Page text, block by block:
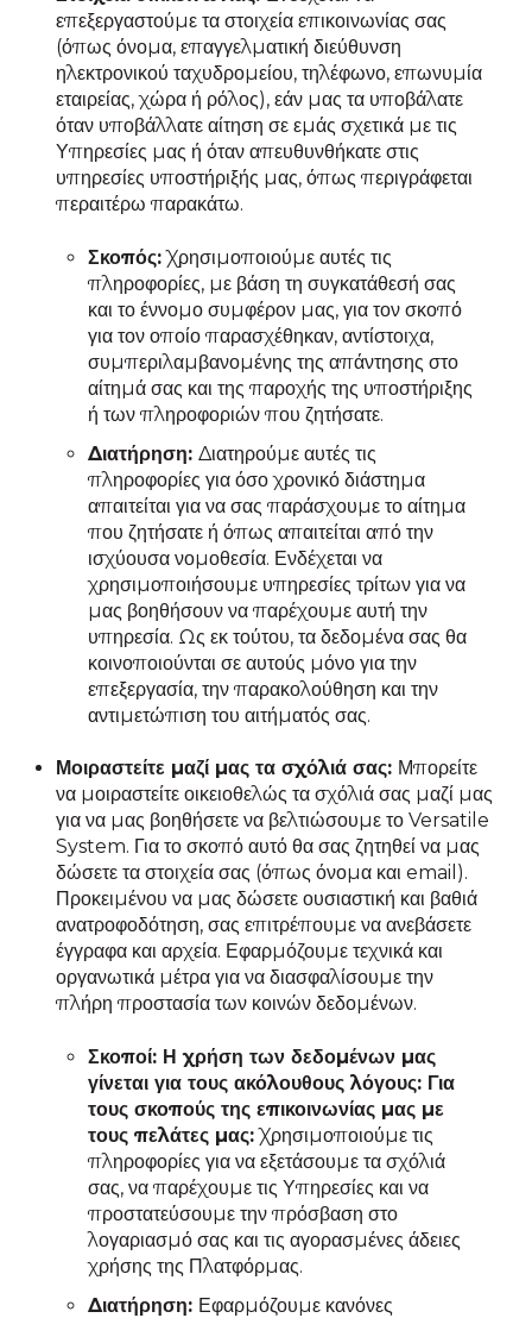
επεξεργαστούμε τα στοιχεία επικοινωνίας σας
(όπως όνομα, επαγγελματική διεύθυνση
ηλεκτρονικού ταχυδρομείου, τηλέφωνο, επωνυμία
εταιρείας, χώρα ή ρόλος), εάν μας τα υποβάλατε
όταν υποβάλλατε αίτηση σε εμάς σχετικά με τις
Υπηρεσίες μας ή όταν απευθυνθήκατε στις
υπηρεσίες υποστήριξής μας, όπως περιγράφεται
περαιτέρω παρακάτω.
Σκοπός:Χρησιμοποιούμε αυτές τις
πληροφορίες, με βάση τη συγκατάθεσή σας
και το έννομο συμφέρον μας, για τον σκοπό
για τον οποίο παρασχέθηκαν, αντίστοιχα,
συμπεριλαμβανομένης της απάντησης στο
αίτημά σας και της παροχής της υποστήριξης
ή των πληροφοριών που ζητήσατε.
Διατήρηση:Διατηρούμε αυτές τις
πληροφορίες για όσο χρονικό διάστημα
απαιτείται για να σας παράσχουμε το αίτημα
που ζητήσατε ή όπως απαιτείται από την
ισχύουσα νομοθεσία. Ενδέχεται να
χρησιμοποιήσουμε υπηρεσίες τρίτων για να
μας βοηθήσουν να παρέχουμε αυτή την
υπηρεσία. Ως εκ τούτου, τα δεδομένα σας θα
κοινοποιούνται σε αυτούς μόνο για την
επεξεργασία, την παρακολούθηση και την
αντιμετώπιση του αιτήματός σας.
Μοιραστείτε μαζί μας τα σχόλιά σας: Μπορείτε
να μοιραστείτε οικειοθελώς τα σχόλιά σας μαζί μας
για να μας βοηθήσετε να βελτιώσουμε το Versatile
System. Για το σκοπό αυτό θα σας ζητηθεί να μας
δώσετε τα στοιχεία σας (όπως όνομα και email).
Προκειμένου να μας δώσετε ουσιαστική και βαθιά
ανατροφοδότηση, σας επιτρέπουμε να ανεβάσετε
έγγραφα και αρχεία. Εφαρμόζουμε τεχνικά και
οργανωτικά μέτρα για να διασφαλίσουμε την
πλήρη προστασία των κοινών δεδομένων.
Σκοποί: Η χρήση των δεδομένων μας
γίνεται για τους ακόλουθους λόγους: Για
τους σκοπούς της επικοινωνίας μας με
τους πελάτες μας:Χρησιμοποιούμε τις
πληροφορίες για να εξετάσουμε τα σχόλιά
σας, να παρέχουμε τις Υπηρεσίες και να
προστατεύσουμε την πρόσβαση στο
λογαριασμό σας και τις αγορασμένες άδειες
χρήσης της Πλατφόρμας.
Διατήρηση: Εφαρμόζουμε κανόνες